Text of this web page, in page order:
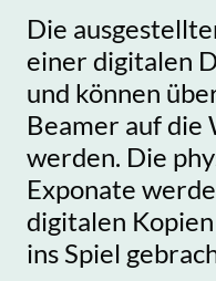
Die
einer digitalen
und können
Beamer auf
werden. Die
Exponate
digitalen
ins Spiel